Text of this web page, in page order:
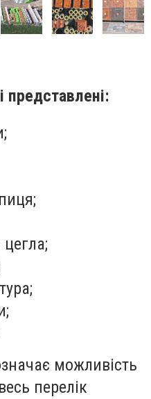
представлені:
можливість
перелік